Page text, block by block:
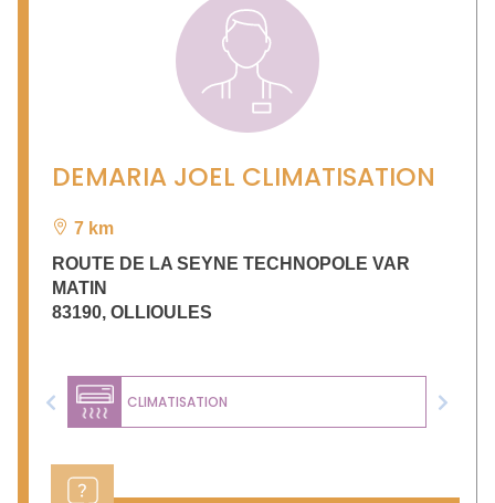
DEMARIA JOEL CLIMATISATION
7 km
ROUTE DE LA SEYNE TECHNOPOLE VAR
MATIN
83190, OLLIOULES
CLIMATISATION
Previous Next